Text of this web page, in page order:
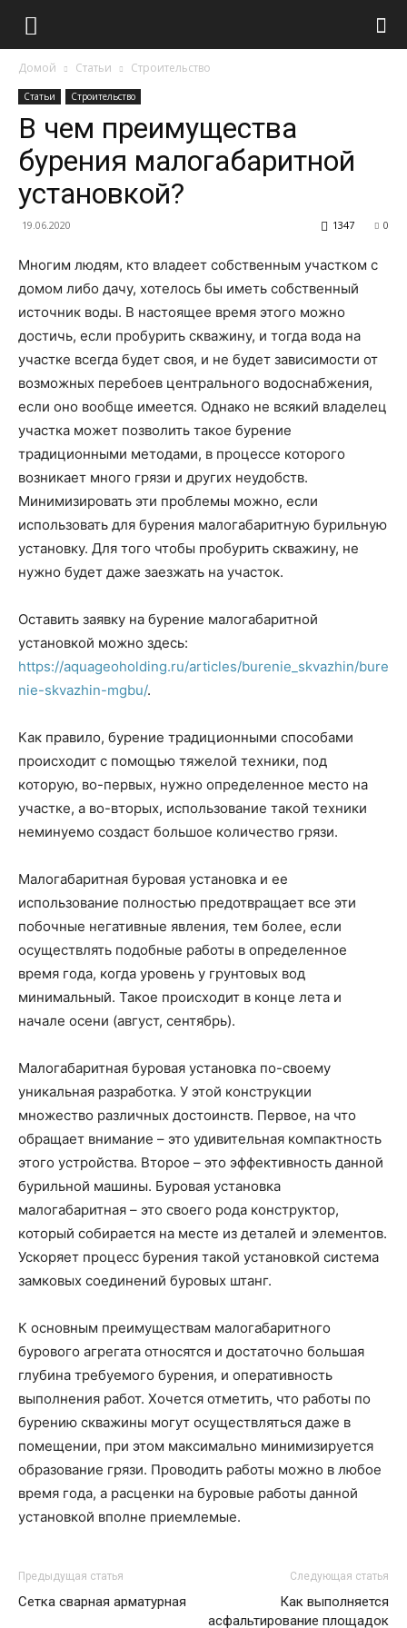
Домой Статьи Строительство
Статьи Строительство
В чем преимущества
бурения малогабаритной
установкой?
19.06.2020 0
1347
Многим людям, кто владеет собственным участком с
домом либо дачу, хотелось бы иметь собственный
источник воды. В настоящее время этого можно
достичь, если пробурить скважину, и тогда вода на
участке всегда будет своя, и не будет зависимости от
возможных перебоев центрального водоснабжения,
если оно вообще имеется. Однако не всякий владелец
участка может позволить такое бурение
традиционными методами, в процессе которого
возникает много грязи и других неудобств.
Минимизировать эти проблемы можно, если
использовать для бурения малогабаритную бурильную
установку. Для того чтобы пробурить скважину, не
нужно будет даже заезжать на участок.
Оставить заявку на бурение малогабаритной
установкой можно здесь:
https://aquageoholding.ru/articles/burenie_skvazhin/bure
nie-skvazhin-mgbu/.
Как правило, бурение традиционными способами
происходит с помощью тяжелой техники, под
которую, во-первых, нужно определенное место на
участке, а во-вторых, использование такой техники
неминуемо создаст большое количество грязи.
Малогабаритная буровая установка и ее
использование полностью предотвращает все эти
побочные негативные явления, тем более, если
осуществлять подобные работы в определенное
время года, когда уровень у грунтовых вод
минимальный. Такое происходит в конце лета и
начале осени (август, сентябрь).
Малогабаритная буровая установка по-своему
уникальная разработка. У этой конструкции
множество различных достоинств. Первое, на что
обращает внимание – это удивительная компактность
этого устройства. Второе – это эффективность данной
бурильной машины. Буровая установка
малогабаритная – это своего рода конструктор,
который собирается на месте из деталей и элементов.
Ускоряет процесс бурения такой установкой система
замковых соединений буровых штанг.
К основным преимуществам малогабаритного
бурового агрегата относятся и достаточно большая
глубина требуемого бурения, и оперативность
выполнения работ. Хочется отметить, что работы по
бурению скважины могут осуществляться даже в
помещении, при этом максимально минимизируется
образование грязи. Проводить работы можно в любое
время года, а расценки на буровые работы данной
установкой вполне приемлемые.
Предыдущая статья
Сетка сварная арматурная
Следующая статья
Как выполняется
асфальтирование площадок